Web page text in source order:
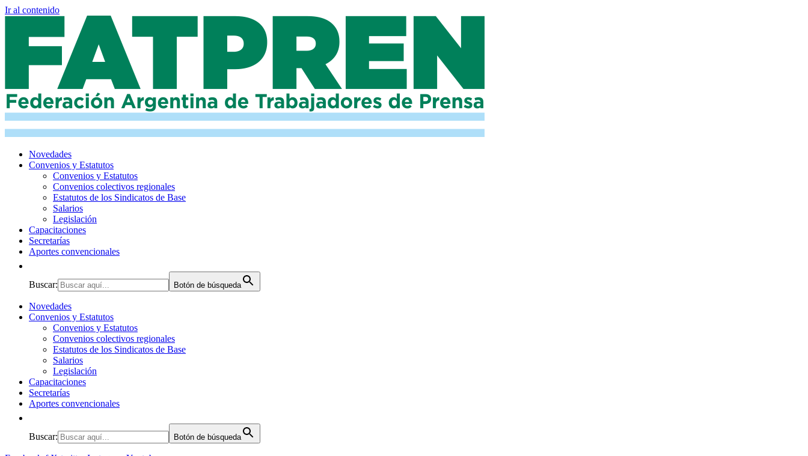
Ir al contenido
Novedades
Convenios y Estatutos
Convenios y Estatutos
Convenios colectivos regionales
Estatutos de los Sindicatos de Base
Salarios
Legislación
Capacitaciones
Secretarías
Aportes convencionales
Buscar: Botón de búsqueda
Novedades
Convenios y Estatutos
Convenios y Estatutos
Convenios colectivos regionales
Estatutos de los Sindicatos de Base
Salarios
Legislación
Capacitaciones
Secretarías
Aportes convencionales
Buscar: Botón de búsqueda